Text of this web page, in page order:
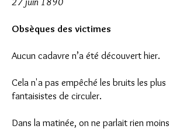
Obsèques des victimes
Aucun cadavre n’a été découvert hier.
Cela n'a pas empêché les bruits les plus
fantaisistes de circuler.
Dans la matinée, on ne parlait rien moins